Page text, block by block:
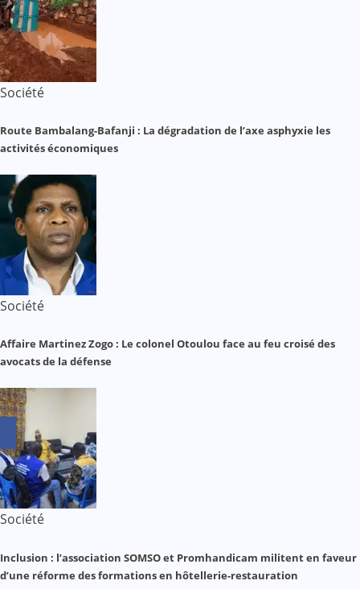
Société
Route Bambalang-Bafanji : La dégradation de l’axe asphyxie les
activités économiques
Société
Affaire Martinez Zogo : Le colonel Otoulou face au feu croisé des
avocats de la défense
Société
Inclusion : l’association SOMSO et Promhandicam militent en faveur
d’une réforme des formations en hôtellerie-restauration